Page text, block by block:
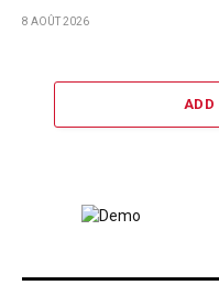
8 AOÛT 2026
ADD